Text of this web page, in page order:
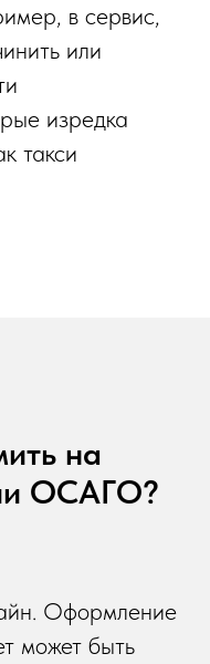
в сервис,
или
изредка
такси
на
ОСАГО?
Оформление
может быть